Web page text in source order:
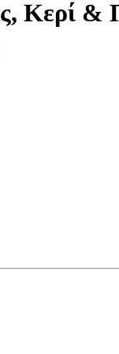
Kερί